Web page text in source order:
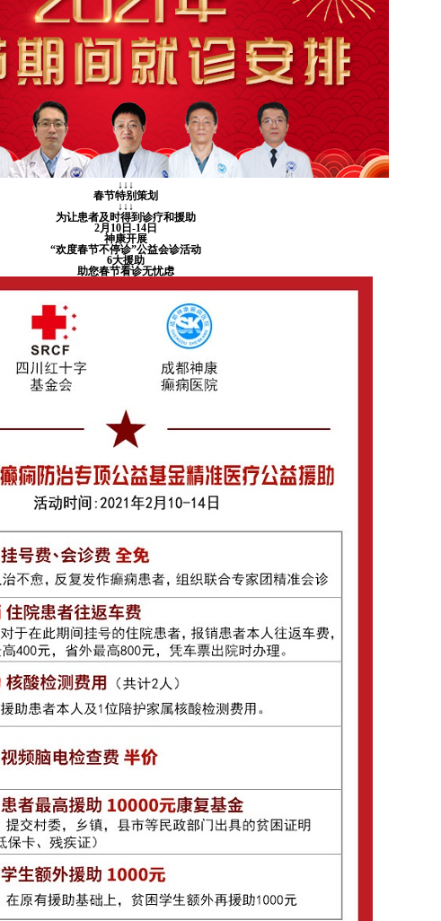
↓↓↓
春节特别策划
↓↓↓
为让患者及时得到诊疗和援助
2月10日-14日
神康开展
“欢度春节不停诊”公益会诊活动
6大援助
助您春节看诊无忧虑